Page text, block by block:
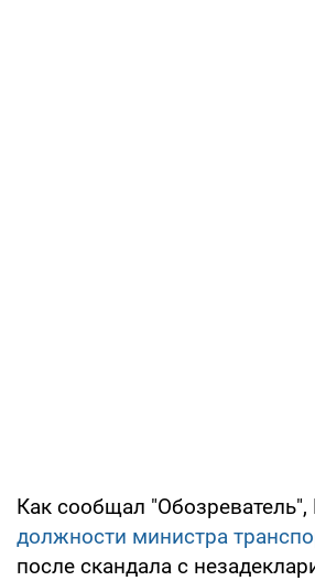
Как сообщал
должности министра
после скандала с